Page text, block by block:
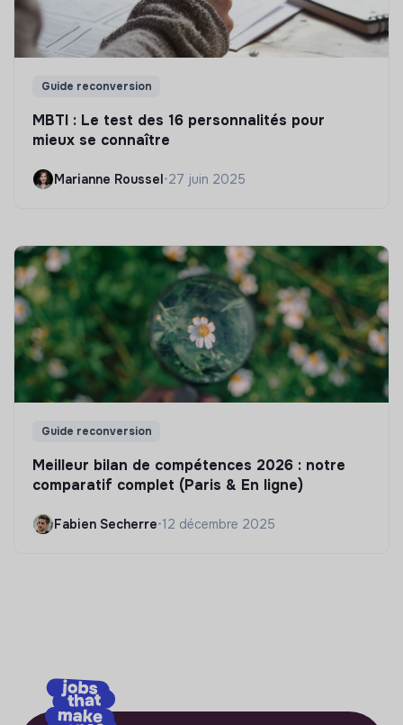
Guide reconversion
MBTI : Le test des 16 personnalités pour
mieux se connaître
Marianne Roussel•27 juin 2025
Guide reconversion
Meilleur bilan de compétences 2026 : notre
comparatif complet (Paris & En ligne)
Fabien Secherre•12 décembre 2025